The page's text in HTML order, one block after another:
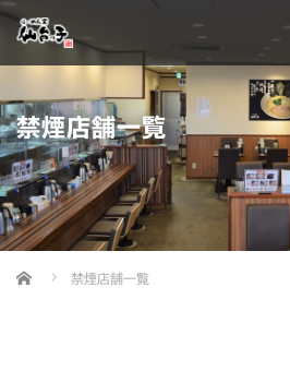
禁煙店舗一覧
Home 禁煙店舗一覧